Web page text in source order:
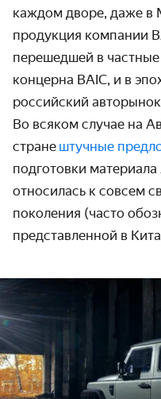
каждом дворе, даже в
продукция компании
перешедшей в
концерна BAIC, и в
российский
Во всяком случае на
стране штучные
подготовки
относилась к совсем
поколения (часто
представленной в